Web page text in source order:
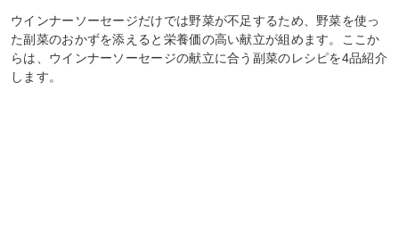
ウインナーソーセージだけでは野菜が不足するため、野菜を使っ
た副菜のおかずを添えると栄養価の高い献立が組めます。ここか
らは、ウインナーソーセージの献立に合う副菜のレシピを4品紹介
します。